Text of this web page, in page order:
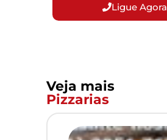
Ligue Agora
Veja mais
Pizzarias